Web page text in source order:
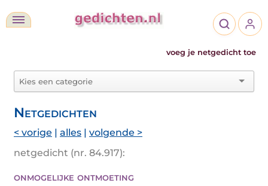
voeg je netgedicht toe
Netgedichten
< vorige | alles | volgende >
netgedicht (nr. 84.917):
onmogelijke ontmoeting